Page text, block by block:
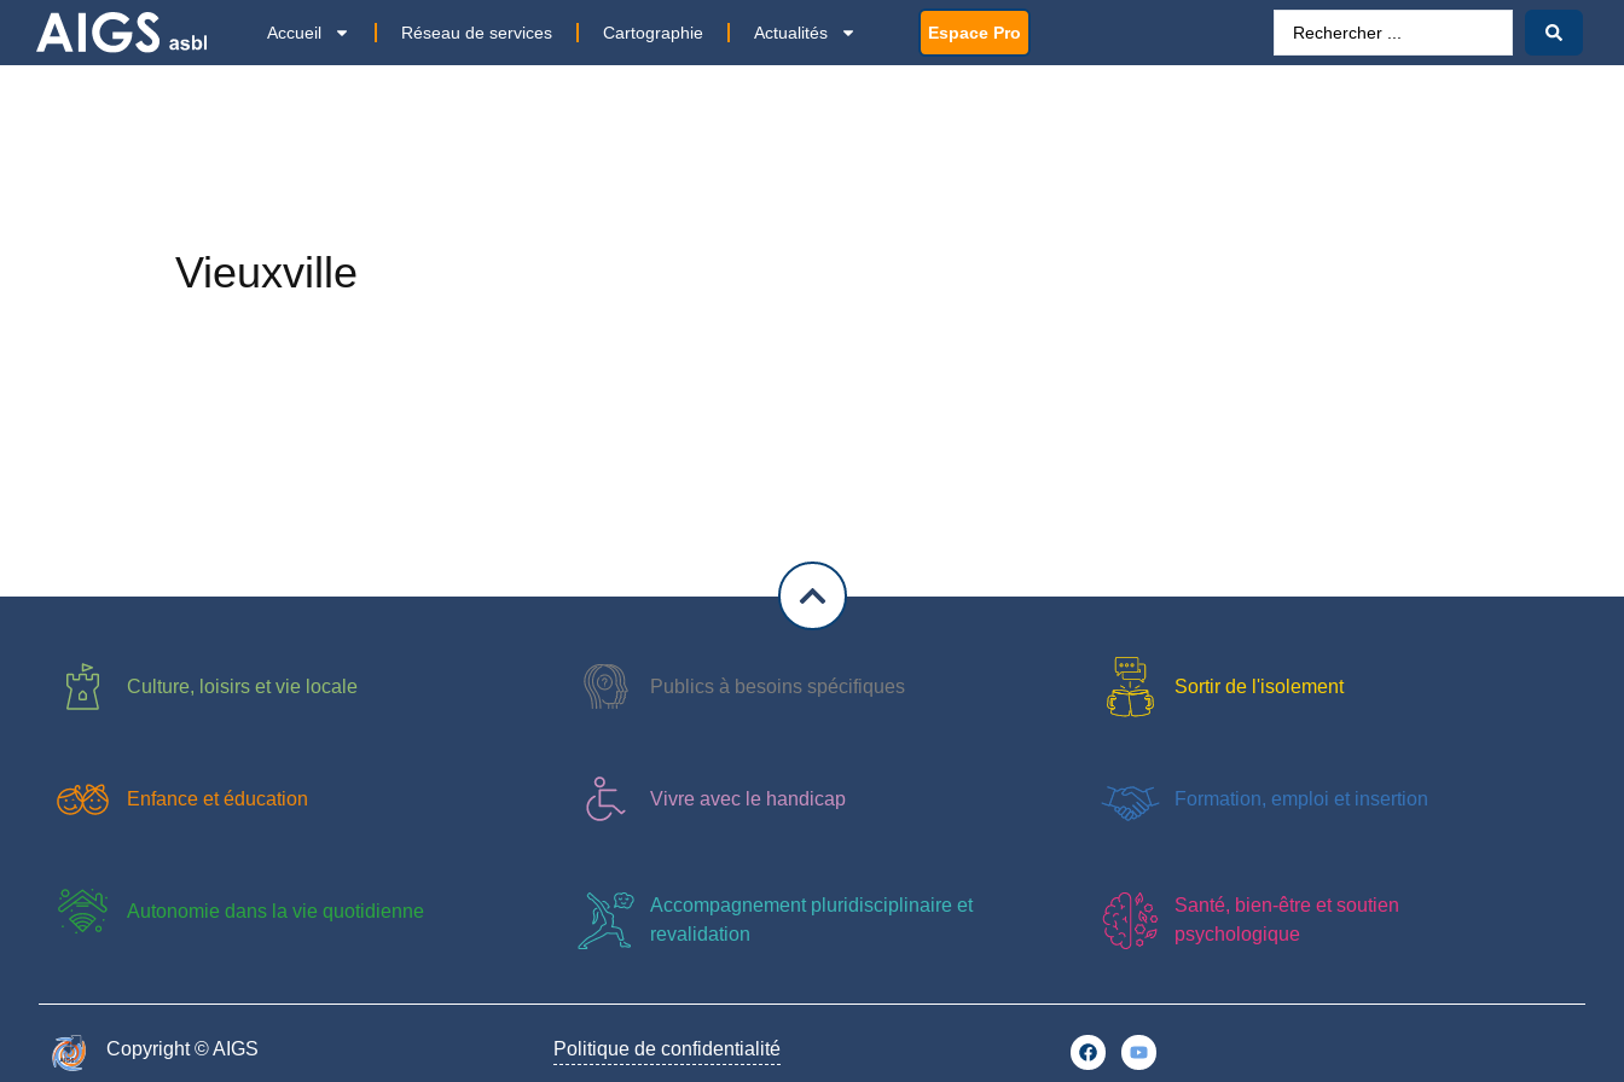
Accueil Réseau de services Cartographie Actualités Espace Pro
Vieuxville
Culture, loisirs et vie locale Publics à besoins spécifiques Sortir de l'isolement
Enfance et éducation Vivre avec le handicap Formation, emploi et insertion
Autonomie dans la vie quotidienne
Accompagnement pluridisciplinaire et
revalidation
Santé, bien-être et soutien
psychologique
Copyright © AIGS​ Politique de confidentialité